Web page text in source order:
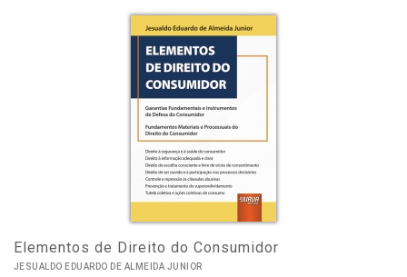
Elementos de Direito do Consumidor
JESUALDO EDUARDO DE ALMEIDA JUNIOR